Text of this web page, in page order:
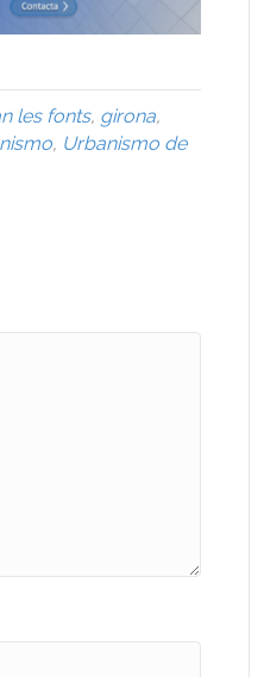
les fonts, girona,
, Urbanismo de